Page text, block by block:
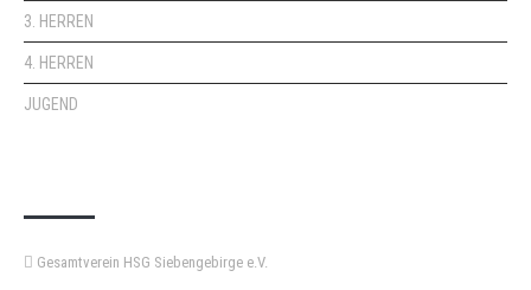
3. HERREN
4. HERREN
JUGEND
Gesamtverein HSG Siebengebirge e.V.